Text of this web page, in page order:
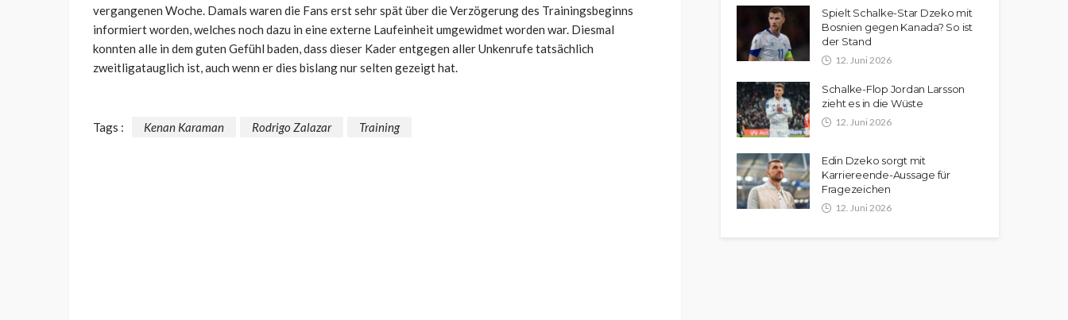
vergangenen Woche. Damals waren die Fans erst sehr spät über die Verzögerung des Trainingsbeginns
informiert worden, welches noch dazu in eine externe Laufeinheit umgewidmet worden war. Diesmal
konnten alle in dem guten Gefühl baden, dass dieser Kader entgegen aller Unkenrufe tatsächlich
zweitligatauglich ist, auch wenn er dies bislang nur selten gezeigt hat.
Tags : Kenan Karaman Rodrigo Zalazar Training
Spielt Schalke-Star Dzeko mit
Bosnien gegen Kanada? So ist
der Stand
12. Juni 2026
Schalke-Flop Jordan Larsson
zieht es in die Wüste
12. Juni 2026
Edin Dzeko sorgt mit
Karriereende-Aussage für
Fragezeichen
12. Juni 2026